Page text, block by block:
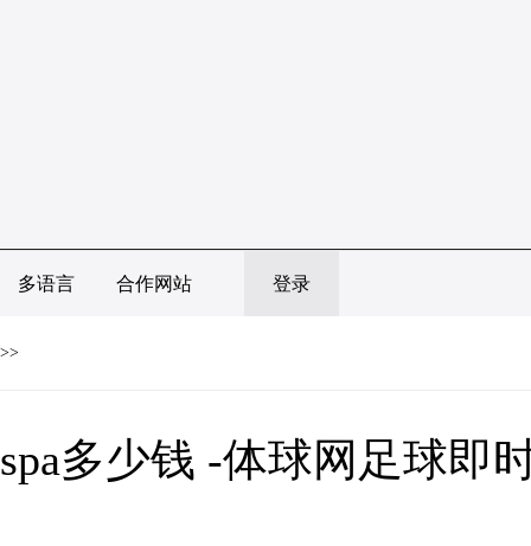
多语言 合作网站 登录
>>
spa多少钱 -体球网足球即